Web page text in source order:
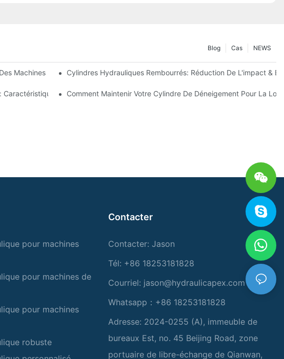
NEWS
Cas
Blog
Machines De PrécisionCylindres Hydrauliques Rembourrés: Réduction De L'impact &
Clés Pour Les Conditions Hivernales Dures
Comment Maintenir Votre Cylindre De Déneigement Pour La
pour machines
pour machines de
pour machines
robuste
Contacter
Contacter: Jason
Tél: +86 18253181828
Courriel: jason@hydraulicapex.com
Whatsapp：+86 18253181828
Adresse: 2024-0255 (A), immeuble de
bureaux Est, no. 45 Beijing Road, zone
portuaire de libre-échange de Qianwan,